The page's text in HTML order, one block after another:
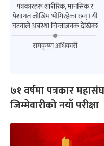
७१ वर्षमा पत्रकार
जिम्मेवारीको नयाँ परीक्षा